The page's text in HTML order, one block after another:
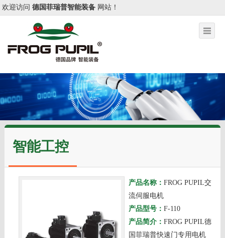
欢迎访问德国菲瑞普智能装备 网站！
智能工控
产品名称： FROG PUPIL交
流伺服电机
产品型号： F-110
产品简介： FROG PUPIL德
国菲瑞普快速门专用电机